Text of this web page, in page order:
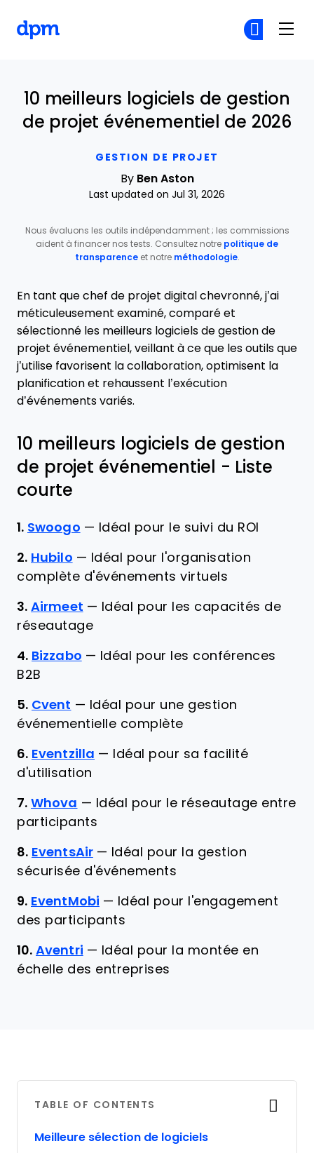
GESTION DE PROJET
10 meilleurs logiciels de gestion
de projet événementiel de 2026
By Ben Aston
Last updated on Jul 31, 2026
Nous évaluons les outils indépendamment ; les commissions
aident à financer nos tests. Consultez notre politique de
transparenceet notre méthodologie.
En tant que chef de projet digital chevronné, j’ai
méticuleusement examiné, comparé et
sélectionné les meilleurs logiciels de gestion de
projet événementiel, veillant à ce que les outils que
j’utilise favorisent la collaboration, optimisent la
planification et rehaussent l’exécution
d’événements variés.
10 meilleurs logiciels de gestion
de projet événementiel - Liste
courte
1. Swoogo — Idéal pour le suivi du ROI
2. Hubilo — Idéal pour l'organisation
complète d'événements virtuels
3. Airmeet — Idéal pour les capacités de
réseautage
4. Bizzabo — Idéal pour les conférences
B2B
5. Cvent — Idéal pour une gestion
événementielle complète
6. Eventzilla —
Idéal pour sa facilité
d'utilisation
7. Whova — Idéal pour le réseautage entre
participants
8. EventsAir — Idéal pour la gestion
sécurisée d'événements
9. EventMobi — Idéal pour l'engagement
des participants
10. Aventri — Idéal pour la montée en
échelle des entreprises
TABLE OF CONTENTS
Meilleure sélection de logiciels